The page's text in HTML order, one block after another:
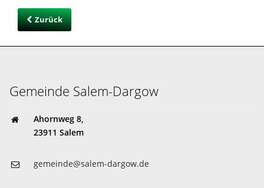
Zurück
Gemeinde Salem-Dargow
Ahornweg 8,
23911 Salem
gemeinde@salem-dargow.de